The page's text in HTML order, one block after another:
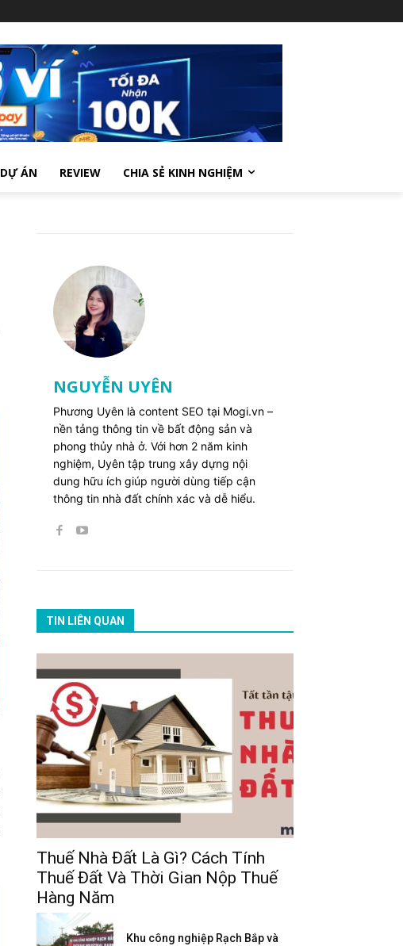
DỰ ÁN REVIEW CHIA SẺ KINH NGHIỆM
NGUYỄN UYÊN
Phương Uyên là content SEO tại Mogi.vn –
nền tảng thông tin về bất động sản và
phong thủy nhà ở. Với hơn 2 năm kinh
nghiệm, Uyên tập trung xây dựng nội
dung hữu ích giúp người dùng tiếp cận
thông tin nhà đất chính xác và dễ hiểu.
TIN LIÊN QUAN
Thuế Nhà Đất Là Gì? Cách Tính
Thuế Đất Và Thời Gian Nộp Thuế
Hàng Năm
Khu công nghiệp Rạch Bắp và